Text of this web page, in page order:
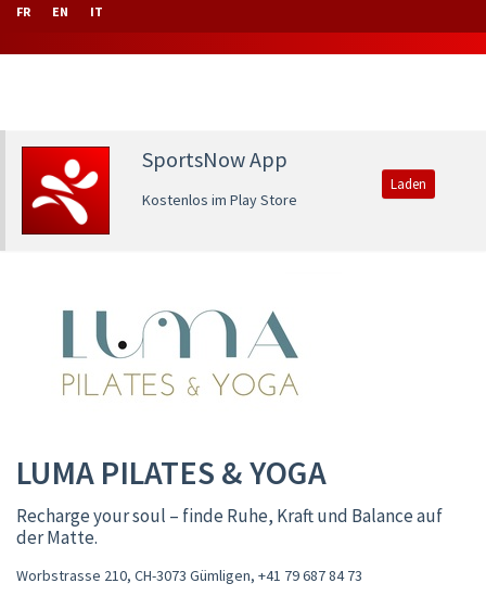
FR EN IT
SportsNow App
Kostenlos im Play Store
Laden
LUMA PILATES & YOGA
Recharge your soul – finde Ruhe, Kraft und Balance auf
der Matte.
Worbstrasse 210, CH-3073 Gümligen, +41 79 687 84 73